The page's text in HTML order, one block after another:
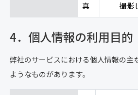
真
撮影
4．個人情報の利用目的
弊社のサービスにおける個人情報の主
ようなものがあります。